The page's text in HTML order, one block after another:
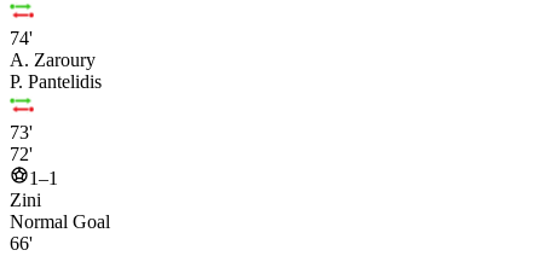
74'
A. Zaroury
P. Pantelidis
73'
72'
1–1
Zini
Normal Goal
66'